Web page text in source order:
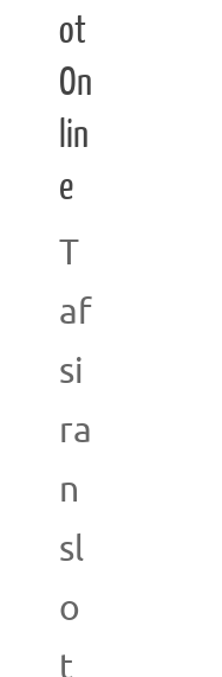
ot
On
lin
e
T
af
si
ra
n
sl
o
t